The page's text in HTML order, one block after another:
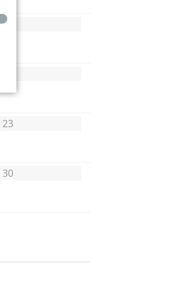
9
23
30